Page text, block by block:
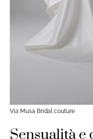
Via Musa Bridal couture
Sensualità e